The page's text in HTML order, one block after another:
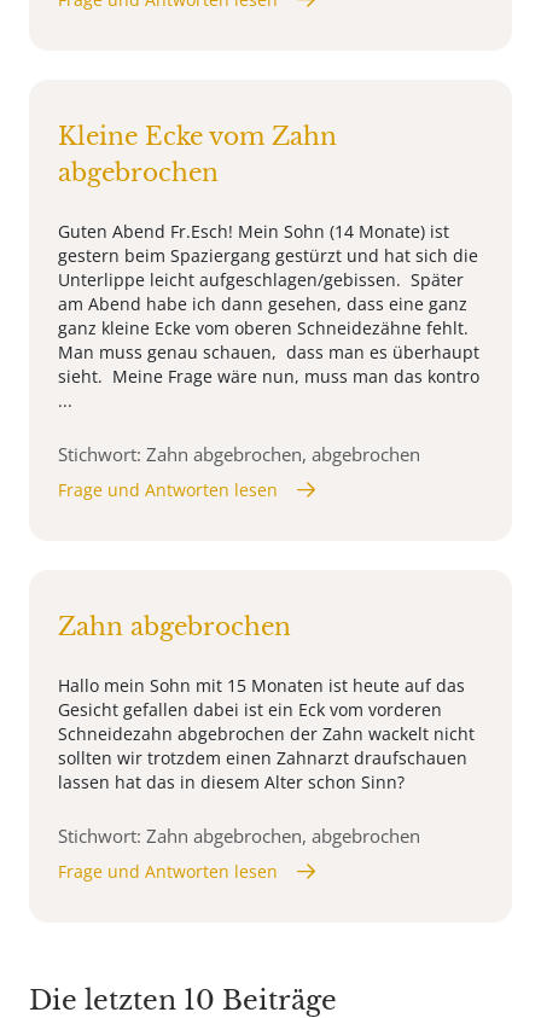
Kleine Ecke vom Zahn
abgebrochen
Guten Abend Fr.Esch! Mein Sohn (14 Monate) ist
gestern beim Spaziergang gestürzt und hat sich die
Unterlippe leicht aufgeschlagen/gebissen. Später
am Abend habe ich dann gesehen, dass eine ganz
ganz kleine Ecke vom oberen Schneidezähne fehlt.
Man muss genau schauen, dass man es überhaupt
sieht. Meine Frage wäre nun, muss man das kontro
...
Stichwort: Zahn abgebrochen, abgebrochen
Frage und Antworten lesen
Zahn abgebrochen
Hallo mein Sohn mit 15 Monaten ist heute auf das
Gesicht gefallen dabei ist ein Eck vom vorderen
Schneidezahn abgebrochen der Zahn wackelt nicht
sollten wir trotzdem einen Zahnarzt draufschauen
lassen hat das in diesem Alter schon Sinn?
Stichwort: Zahn abgebrochen, abgebrochen
Frage und Antworten lesen
Die letzten 10 Beiträge